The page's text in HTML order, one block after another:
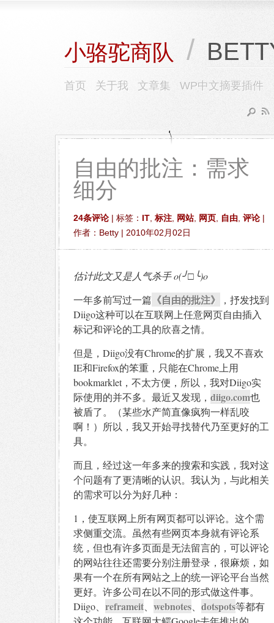
小骆驼商队 /
首页 关于我 文章集 WP中文摘要插件
自由的批注：需求
细分
24条评论 | 标签： IT 标注 网站, 网页 自由 评论 |
作者：Betty | 2010年02月02日
估计此文又是人气杀手 o(╯□╰)o
一年多前写过一篇 《自由的批注》
，抒发找到
Diigo这种可以在互联网上任意网页自由插入
标记和评论的工具的欣喜之情。
但是，Diigo没有Chrome的扩展，我又不喜欢
IE和Firefox的笨重，只能在Chrome上用
bookmarklet，不太方便，所以，我对Diigo实
际使用的并不多。最近又发现， diigo.com也
被盾了。（某些水产简直像疯狗一样乱咬
啊！）所以，我又开始寻找替代乃至更好的工
具。
而且，经过这一年多来的搜索和实践，我对这
个问题有了更清晰的认识。我认为，与此相关
的需求可以分为好几种：
1，使互联网上所有网页都可以评论。这个需
求侧重交流。虽然有些网页本身就有评论系
统，但也有许多页面是无法留言的，可以评论
的网站往往还需要分别注册登录，很麻烦，如
果有一个在所有网站之上的统一评论平台当然
更好。许多公司在以不同的形式做这件事。
Diigo、 reframeit webnotes dotspots等都有